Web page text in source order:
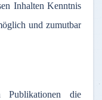
Inhalten Kenntnis
und zumutbar
die